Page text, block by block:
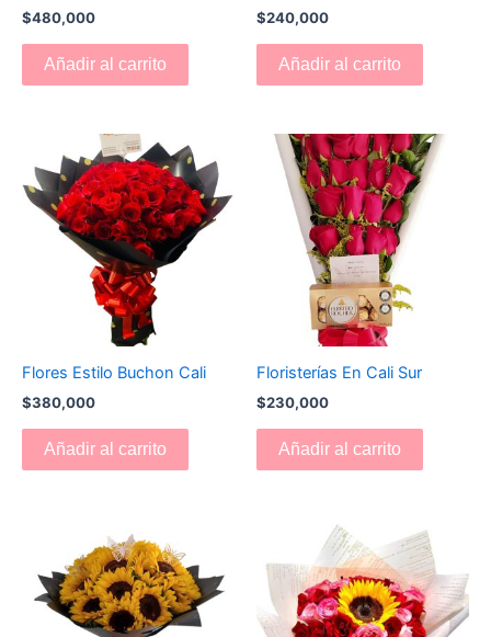
$480,000
Añadir al carrito
$240,000
Añadir al carrito
Flores Estilo Buchon Cali
$380,000
Añadir al carrito
Floristerías En Cali Sur
$230,000
Añadir al carrito